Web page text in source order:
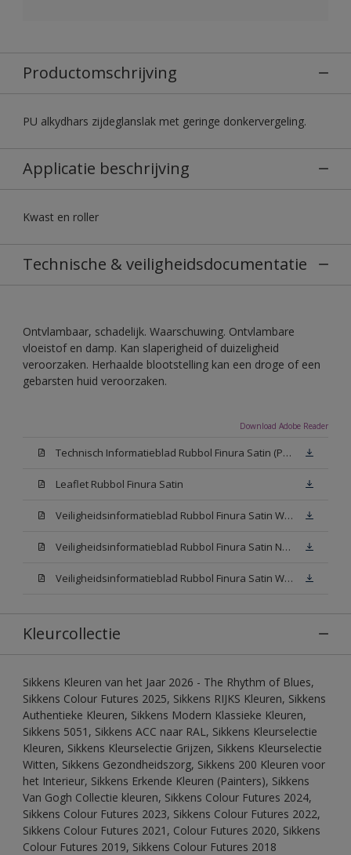
Productomschrijving
PU alkydhars zijdeglanslak met geringe donkervergeling.
Applicatie beschrijving
Kwast en roller
Technische & veiligheidsdocumentatie
Ontvlambaar, schadelijk. Waarschuwing. Ontvlambare
vloeistof en damp. Kan slaperigheid of duizeligheid
veroorzaken. Herhaalde blootstelling kan een droge of een
gebarsten huid veroorzaken.
Download Adobe Reader
Technisch Informatieblad Rubbol Finura Satin (PDF)
Leaflet Rubbol Finura Satin
Veiligheidsinformatieblad Rubbol Finura Satin W05 (MSDS)
Veiligheidsinformatieblad Rubbol Finura Satin N00 (MSDS)
Veiligheidsinformatieblad Rubbol Finura Satin White (MSDS)
Kleurcollectie
Sikkens Kleuren van het Jaar 2026 - The Rhythm of Blues,
Sikkens Colour Futures 2025, Sikkens RIJKS Kleuren, Sikkens
Authentieke Kleuren, Sikkens Modern Klassieke Kleuren,
Sikkens 5051, Sikkens ACC naar RAL, Sikkens Kleurselectie
Kleuren, Sikkens Kleurselectie Grijzen, Sikkens Kleurselectie
Witten, Sikkens Gezondheidszorg, Sikkens 200 Kleuren voor
het Interieur, Sikkens Erkende Kleuren (Painters), Sikkens
Van Gogh Collectie kleuren, Sikkens Colour Futures 2024,
Sikkens Colour Futures 2023, Sikkens Colour Futures 2022,
Sikkens Colour Futures 2021, Colour Futures 2020, Sikkens
Colour Futures 2019, Sikkens Colour Futures 2018